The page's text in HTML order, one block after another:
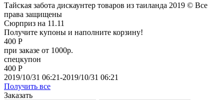
Тайская забота дискаунтер товаров из таиланда 2019 © Все
права защищены
Сюрприз на 11.11
Получите купоны и наполните корзину!
400 Р
при заказе от 1000р.
спецкупон
400 Р
2019/10/31 06:21-2019/10/31 06:21
Получить все
Заказать